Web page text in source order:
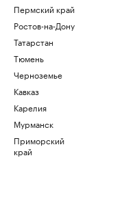
Пермский край
Ростов-на-Дону
Татарстан
Тюмень
Черноземье
Кавказ
Карелия
Мурманск
Приморский
край